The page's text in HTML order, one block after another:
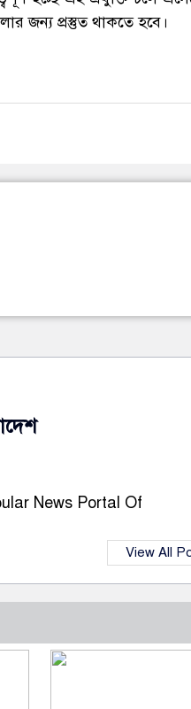
জন্য প্রস্তুত থাকতে হবে।
News Portal Of
View All